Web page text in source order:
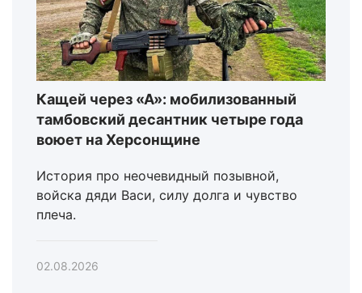
Кащей через «А»: мобилизованный
тамбовский десантник четыре года
воюет на Херсонщине
История про неочевидный позывной,
войска дяди Васи, силу долга и чувство
плеча.
02.08.2026